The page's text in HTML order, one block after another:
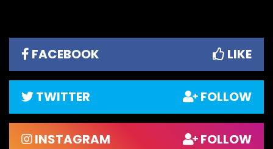
FACEBOOK LIKE
TWITTER FOLLOW
INSTAGRAM FOLLOW